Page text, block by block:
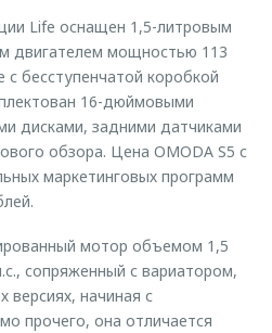
Life оснащен 1,5-литровым
двигателем мощностью 113
бесступенчатой коробкой
16-дюймовыми
дисками, задними датчиками
обзора. Цена OMODA S5 с
маркетинговых программ
мотор объемом 1,5
сопряженный с вариатором,
версиях, начиная с
прочего, она отличается